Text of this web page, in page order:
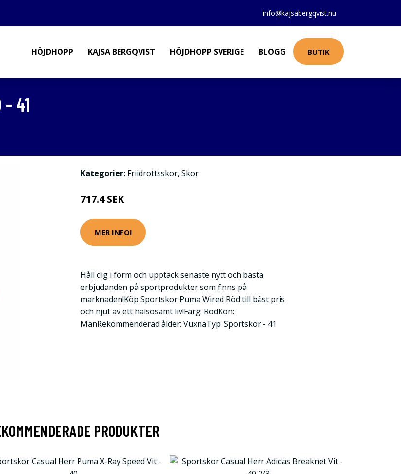
info@kajsabergqvist.nu
HÖJDHOPP KAJSA BERGQVIST HÖJDHOPP SVERIGE BLOGG BUTIK
- 41
Kategorier: Friidrottsskor, Skor
717.4 SEK
MER INFO!
Håll dig i form och upptäck senaste nytt och bästa
erbjudanden på sportprodukter som finns på
marknaden!Köp Sportskor Puma Wired Röd till bäst pris
och njut av ett hälsosamt liv!Färg: RödKön:
MänRekommenderad ålder: VuxnaTyp: Sportskor - 41
PRODUKTER